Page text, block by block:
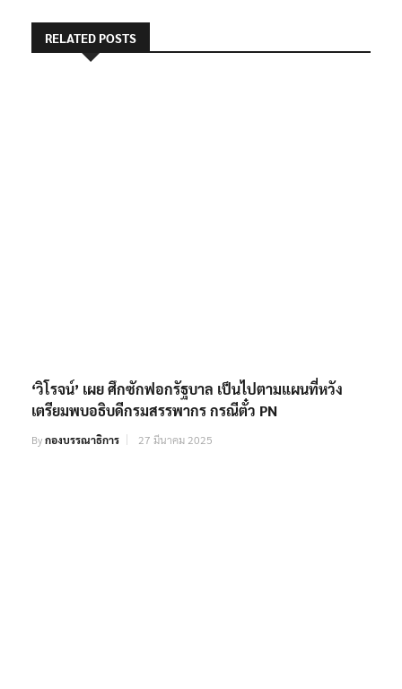
RELATED POSTS
‘วิโรจน์’ เผย ศึกซักฟอกรัฐบาล เป็นไปตามแผนที่หวัง
เตรียมพบอธิบดีกรมสรรพากร กรณีตั๋ว PN
Byกองบรรณาธิการ 27 มีนาคม 2025